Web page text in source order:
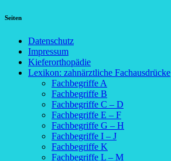
Seiten
Datenschutz
Impressum
Kieferorthopädie
Lexikon: zahnärztliche Fachausdrücke
Fachbegriffe A
Fachbegriffe B
Fachbegriffe C – D
Fachbegriffe E – F
Fachbegriffe G – H
Fachbegriffe I – J
Fachbegriffe K
Fachbegriffe L – M